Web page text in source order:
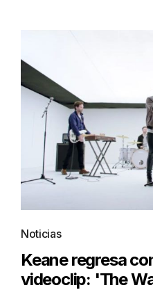
Noticias
Keane regresa
videoclip: 'The